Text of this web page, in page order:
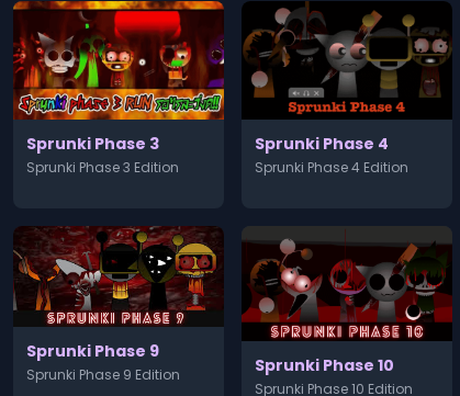
Sprunki Phase 3
Sprunki Phase 3 Edition
Sprunki Phase 4
Sprunki Phase 4 Edition
Sprunki Phase 9
Sprunki Phase 9 Edition Sprunki Phase 10
Sprunki Phase 10 Edition